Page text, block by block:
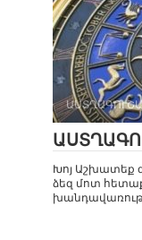
Խոյ Աշխատեք
ձեզ մոտ